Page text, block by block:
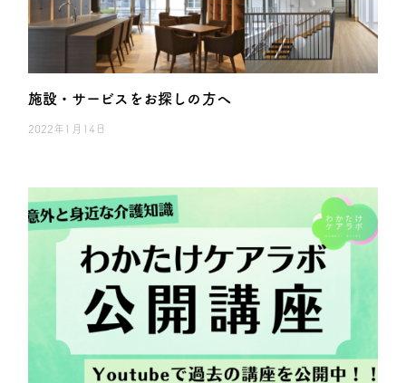
施設・サービスをお探しの方へ
2022年1月14日